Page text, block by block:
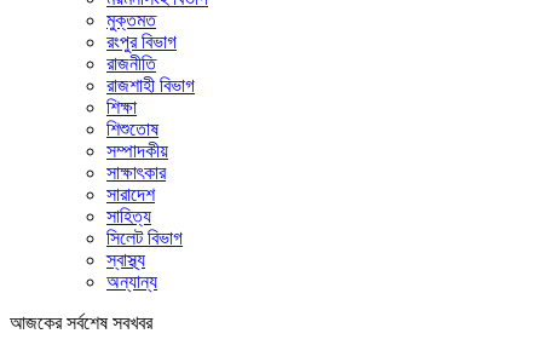
মুক্তমত
রংপুর বিভাগ
রাজনীতি
রাজশাহী বিভাগ
শিক্ষা
শিশুতোষ
সম্পাদকীয়
সাক্ষাৎকার
সারাদেশ
সাহিত্য
সিলেট বিভাগ
স্বাস্থ্য
অন্যান্য
আজকের সর্বশেষ সবখবর